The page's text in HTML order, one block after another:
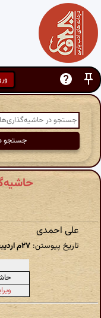
علی احمدی
تاریخ پیوستن: ۲۷م اردیبهشت ۱۴۰۳